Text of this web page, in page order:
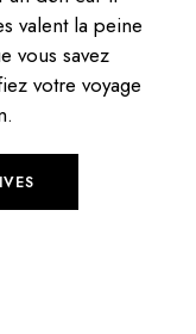
valent la peine
vous savez
votre voyage